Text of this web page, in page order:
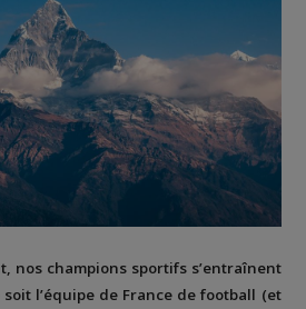
nos champions sportifs s’entraînent
l’équipe de France de football (et